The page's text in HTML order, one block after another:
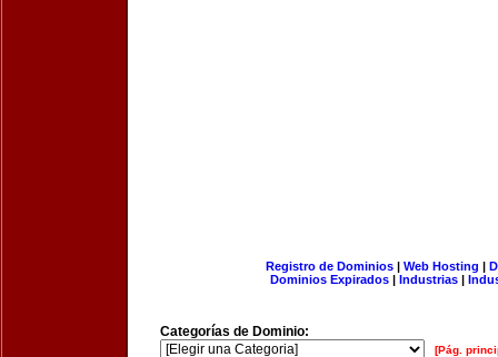
Registro de Dominios| Web Hosting |
Dominios Expirados | Industrias |
Categorías de Dominio:
[Pág.